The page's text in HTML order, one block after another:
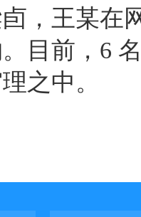
，王某在
目前 ， 6
之中。